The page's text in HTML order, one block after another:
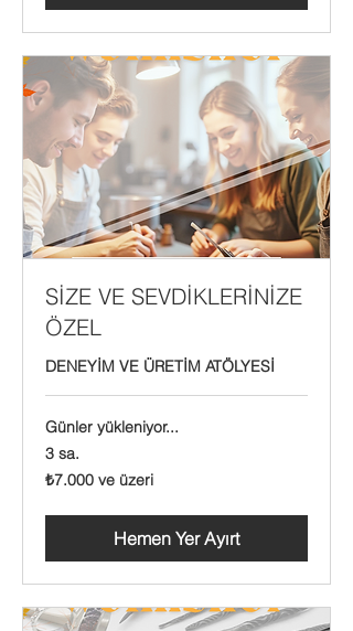
SİZE VE SEVDİKLERİNİZE
ÖZEL
DENEYİM VE ÜRETİM ATÖLYESİ
Günler yükleniyor...
3 sa.
₺7.000
Türk
₺7.000 ve üzeri
Hemen Yer Ayırt